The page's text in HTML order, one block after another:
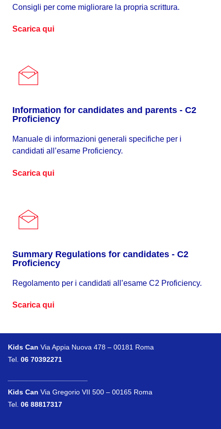
Consigli per come migliorare la propria scrittura.
Scarica qui
Information for candidates and parents - C2
Proficiency
Manuale di informazioni generali specifiche per i
candidati all’esame Proficiency.
Scarica qui
Summary Regulations for candidates - C2
Proficiency
Regolamento per i candidati all’esame C2 Proficiency.
Scarica qui
Kids Can Via Appia Nuova 478 – 00181 Roma
Tel. 06 70392271
Kids Can Via Gregorio VII 500 – 00165 Roma
Tel. 06 88817317